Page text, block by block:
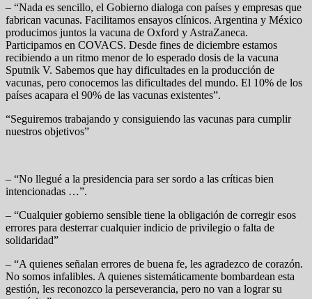
– “Nada es sencillo, el Gobierno dialoga con países y empresas que
fabrican vacunas. Facilitamos ensayos clínicos. Argentina y México
producimos juntos la vacuna de Oxford y AstraZaneca.
Participamos en COVACS. Desde fines de diciembre estamos
recibiendo a un ritmo menor de lo esperado dosis de la vacuna
Sputnik V. Sabemos que hay dificultades en la producción de
vacunas, pero conocemos las dificultades del mundo. El 10% de los
países acapara el 90% de las vacunas existentes”.
“Seguiremos trabajando y consiguiendo las vacunas para cumplir
nuestros objetivos”
– “No llegué a la presidencia para ser sordo a las críticas bien
intencionadas …”.
– “Cualquier gobierno sensible tiene la obligación de corregir esos
errores para desterrar cualquier indicio de privilegio o falta de
solidaridad”
– “A quienes señalan errores de buena fe, les agradezco de corazón.
No somos infalibles. A quienes sistemáticamente bombardean esta
gestión, les reconozco la perseverancia, pero no van a lograr su